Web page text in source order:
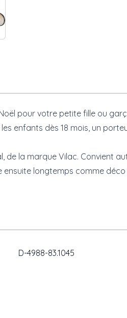
pour votre petite fille ou
enfants dès 18 mois, un
de la marque Vilac. Convient
longtemps comme
D-4988-83.1045